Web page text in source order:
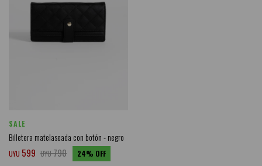
SALE
Billetera matelaseada con botón - negro
UYU 599 UYU790 24